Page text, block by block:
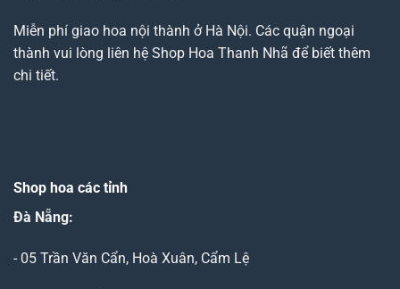
Miễn phí giao hoa nội thành ở Hà Nội. Các quận ngoại
thành vui lòng liên hệ Shop Hoa Thanh Nhã để biết thêm
chi tiết.
Shop hoa các tỉnh
Đà Nẵng:
- 05 Trần Văn Cẩn, Hoà Xuân, Cẩm Lệ